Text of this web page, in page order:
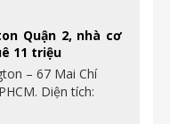
Quận 2, nhà cơ
11 triệu
– 67 Mai Chí
Diện tích: